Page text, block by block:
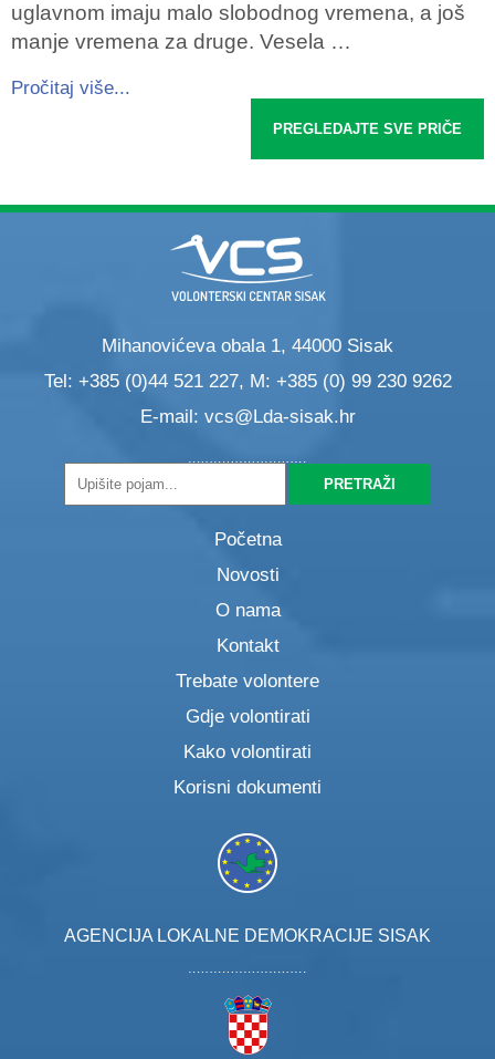
uglavnom imaju malo slobodnog vremena, a još
manje vremena za druge. Vesela …
Pročitaj više...
PREGLEDAJTE SVE PRIČE
Mihanovićeva obala 1, 44000 Sisak
Tel: +385 (0)44 521 227, M: +385 (0) 99 230 9262
E-mail: vcs@Lda-sisak.hr
Početna
Novosti
O nama
Kontakt
Trebate volontere
Gdje volontirati
Kako volontirati
Korisni dokumenti
AGENCIJA LOKALNE DEMOKRACIJE SISAK